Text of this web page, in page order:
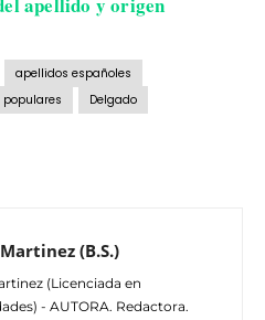
apellidos españoles
Delgado
(B.S.)
(Licenciada en
- AUTORA. Redactora.